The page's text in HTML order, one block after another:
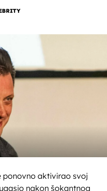
aktivirao svoj
nakon šokantnog